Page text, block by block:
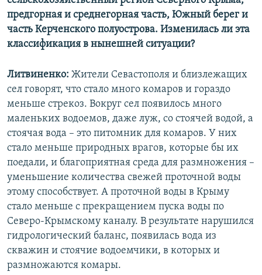
предгорная и среднегорная часть, Южный берег и
часть Керченского полуострова. Изменилась ли эта
классификация в нынешней ситуации?
Литвиненко: Жители Севастополя и близлежащих
сел говорят, что стало много комаров и гораздо
меньше стрекоз. Вокруг сел появилось много
маленьких водоемов, даже луж, со стоячей водой, а
стоячая вода – это питомник для комаров. У них
стало меньше природных врагов, которые бы их
поедали, и благоприятная среда для размножения –
уменьшение количества свежей проточной воды
этому способствует. А проточной воды в Крыму
стало меньше с прекращением пуска воды по
Северо-Крымскому каналу. В результате нарушился
гидрологический баланс, появилась вода из
скважин и стоячие водоемчики, в которых и
размножаются комары.